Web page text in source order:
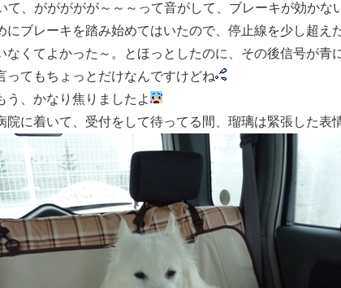
て、ががががが～～～って音がして、ブレーキが効かな
にブレーキを踏み始めてはいたので、停止線を少し超え
なくてよかった～。とほっとしたのに、その後信号が青
ってもちょっとだけなんですけどね
う、かなり焦りましたよ
院に着いて、受付をして待ってる間、瑠璃は緊張した表情